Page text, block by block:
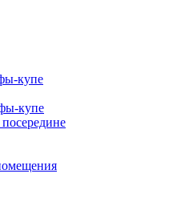
купе
купе